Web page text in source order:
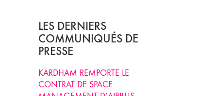
LES DERNIERS
COMMUNIQUÉS DE
PRESSE
KARDHAM REMPORTE LE
CONTRAT DE SPACE